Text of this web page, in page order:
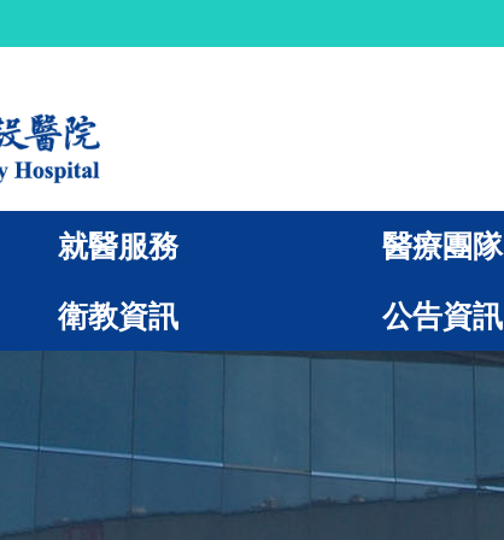
就醫服務 醫療團隊
衛教資訊 公告資訊